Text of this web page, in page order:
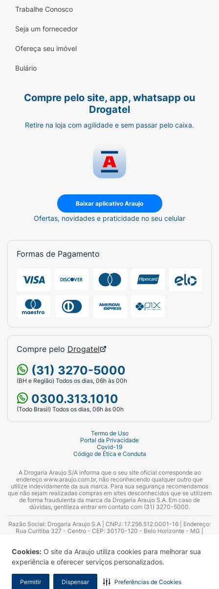
Cookies: O site da Araujo utiliza cookies para melhorar sua
experiência e oferecer serviços personalizados.
Permitir Dispensar Preferências de Cookies
Trabalhe Conosco
Seja um fornecedor
Ofereça seu imóvel
Bulário
Compre pelo site, app, whatsapp ou
Drogatel
Retire na loja com agilidade e sem passar pelo caixa.
Baixar aplicativo Araujo
Ofertas, novidades e praticidade no seu celular
Formas de Pagamento
Compre pelo Drogatel
(31) 3270-5000
(BH e Região) Todos os dias, 06h às 00h
0300.313.1010
(Todo Brasil) Todos os dias, 06h às 00h
Termo de Uso
Portal da Privacidade
Covid-19
Código de Ética e Conduta
A Drogaria Araujo S/A informa que o seu site oficial corresponde ao
endereço www.araujo.com.br, não reconhecendo qualquer outro que
utilize indevidamente da sua marca. Para sua segurança recomendamos
que não sejam realizadas compras em sites desconhecidos que se utilizem
de forma fraudulenta da marca da Drogaria Araujo S.A. Em caso de
dúvidas, gentileza entrar em contato com (31) 3270-5000.
Razão Social: Drogaria Araujo S.A | CNPJ: 17.256.512.0001-16 | Endereço:
Rua Curitiba 327 - Centro - CEP: 30170-120 - Belo Horizonte - MG |
Azevedo Guimarães – CRF 10.965 | Yasmin Silva Alvarenga – CRF 52.584 -
Consultor substituto: Thiago Aguiar Pinheiro - CRF Nº 13.748. Alvará
Sanitário: 2025020713 | Autorização de Funcionamento da Empresa (AFE):